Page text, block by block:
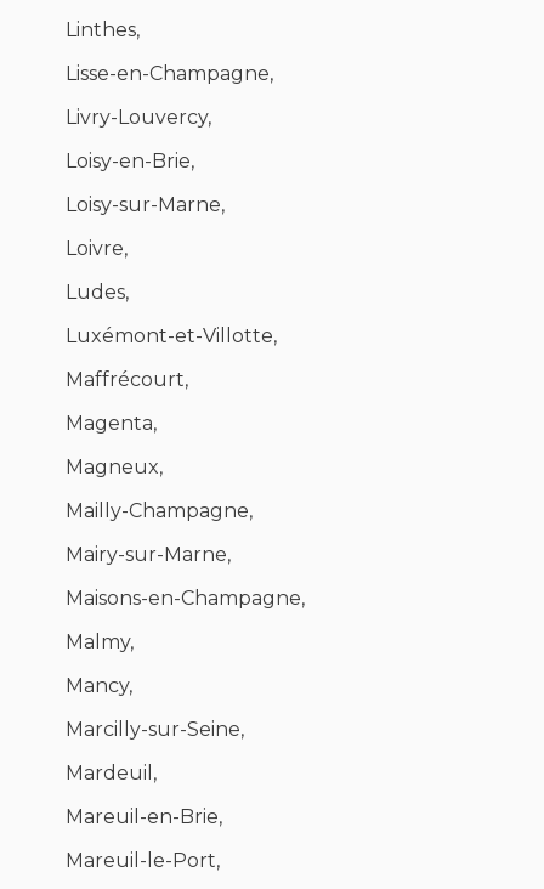
Linthes,
Lisse-en-Champagne,
Livry-Louvercy,
Loisy-en-Brie,
Loisy-sur-Marne,
Loivre,
Ludes,
Luxémont-et-Villotte,
Maffrécourt,
Magenta,
Magneux,
Mailly-Champagne,
Mairy-sur-Marne,
Maisons-en-Champagne,
Malmy,
Mancy,
Marcilly-sur-Seine,
Mardeuil,
Mareuil-en-Brie,
Mareuil-le-Port,